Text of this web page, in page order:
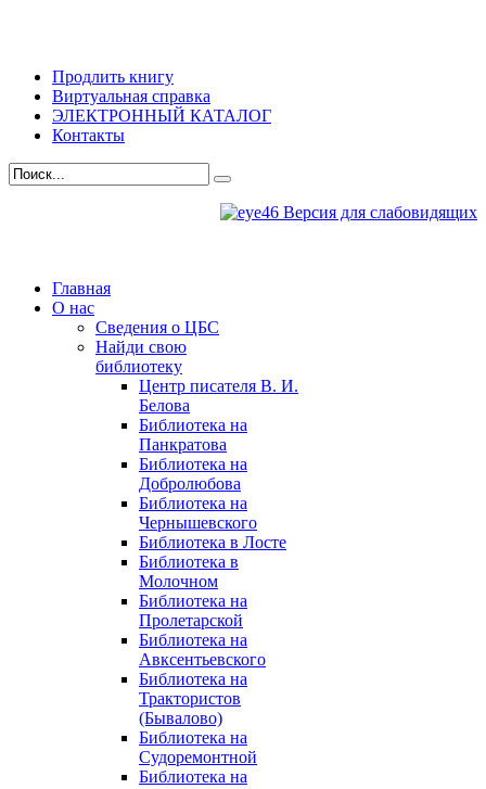
Продлить книгу
Виртуальная справка
ЭЛЕКТРОННЫЙ КАТАЛОГ
Контакты
Версия для слабовидящих
Главная
О нас
Сведения о ЦБС
Найди свою
библиотеку
Центр писателя В. И.
Белова
Библиотека на
Панкратова
Библиотека на
Добролюбова
Библиотека на
Чернышевского
Библиотека в Лосте
Библиотека в
Молочном
Библиотека на
Пролетарской
Библиотека на
Авксентьевского
Библиотека на
Трактористов
(Бывалово)
Библиотека на
Судоремонтной
Библиотека на